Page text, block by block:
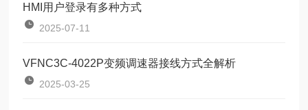
HMI用户登录有多种方式
2025-07-11
VFNC3C-4022P变频调速器接线方式全解析
2025-03-25